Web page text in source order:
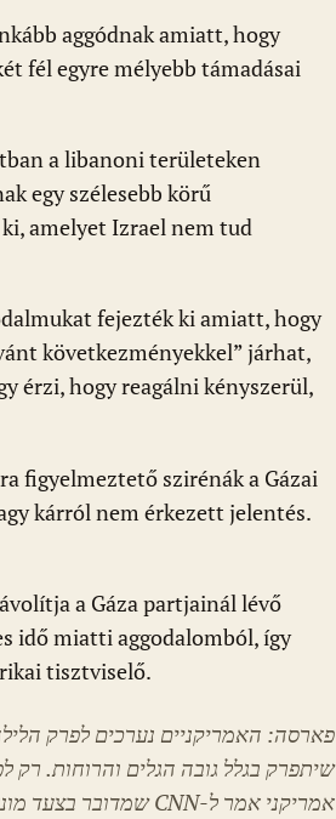
aggódnak amiatt, hogy
fél egyre mélyebb támadásai
a libanoni területeken
egy szélesebb körű
amelyet Izrael nem tud
fejezték ki amiatt, hogy
következményekkel” járhat,
érzi, hogy reagálni kényszerül,
figyelmeztető szirénák a Gázai
kárról nem érkezett jelentés.
a Gáza partjainál lévő
idő miatti aggodalomból, így
tisztviselő.
פארסה: האמריקניים נערכים לפרק
שיתפרק בגלל גובה הגלים והרוחות.
אמריקני אמר ל-CNN שמדובר בצעד מונע שנועד למנוע התפרקות של המזח (שוב)